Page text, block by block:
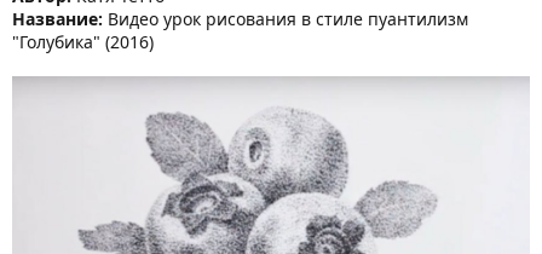
а
Название: Видео урок рисования в стиле пуантилизм
"Голубика" (2016)